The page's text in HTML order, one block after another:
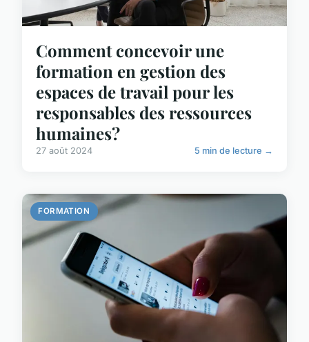
Comment concevoir une
formation en gestion des
espaces de travail pour les
responsables des ressources
humaines?
27 août 2024 5 min de lecture →
FORMATION